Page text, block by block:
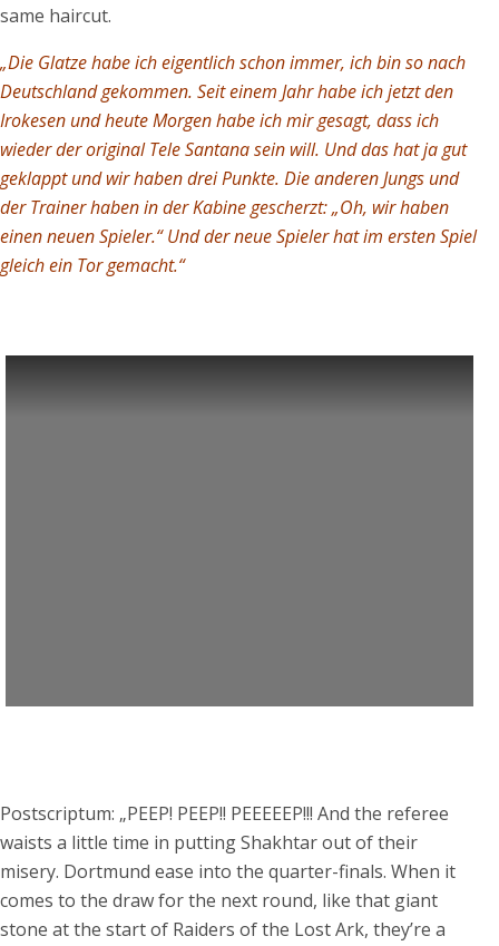
same haircut.
„Die Glatze habe ich eigentlich schon immer, ich bin so nach
Deutschland gekommen. Seit einem Jahr habe ich jetzt den
Irokesen und heute Morgen habe ich mir gesagt, dass ich
wieder der original Tele Santana sein will. Und das hat ja gut
geklappt und wir haben drei Punkte. Die anderen Jungs und
der Trainer haben in der Kabine gescherzt: „Oh, wir haben
einen neuen Spieler.“ Und der neue Spieler hat im ersten Spiel
gleich ein Tor gemacht.“
Postscriptum: „PEEP! PEEP!! PEEEEEP!!! And the referee
waists a little time in putting Shakhtar out of their
misery. Dortmund ease into the quarter-finals. When it
comes to the draw for the next round, like that giant
stone at the start of Raiders of the Lost Ark, they’re a